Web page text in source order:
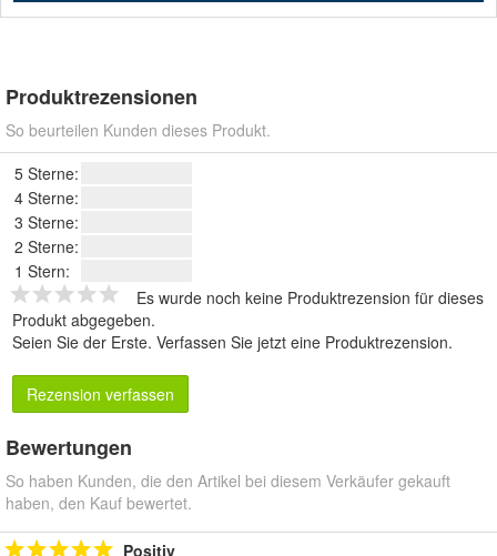
Produktrezensionen
So beurteilen Kunden dieses Produkt.
5 Sterne:
4 Sterne:
3 Sterne:
2 Sterne:
1 Stern:
Es wurde noch keine Produktrezension für dieses
Produkt abgegeben.
Seien Sie der Erste. Verfassen Sie jetzt eine Produktrezension.
Rezension verfassen
Bewertungen
So haben Kunden, die den Artikel bei diesem Verkäufer gekauft
haben, den Kauf bewertet.
Positiv